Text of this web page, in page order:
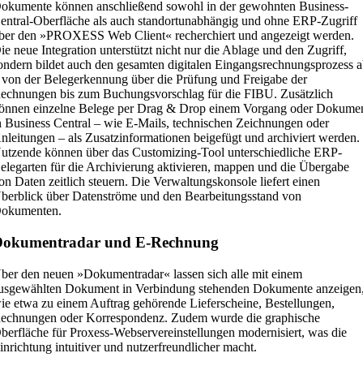
können anschließend sowohl in der gewohnten Business-
Oberfläche als auch standortunabhängig und ohne ERP-Zugriff
den »PROXESS Web Client« recherchiert und angezeigt werden.
neue Integration unterstützt nicht nur die Ablage und den Zugriff,
bildet auch den gesamten digitalen Eingangsrechnungsprozess
der Belegerkennung über die Prüfung und Freigabe der
bis zum Buchungsvorschlag für die FIBU. Zusätzlich
einzelne Belege per Drag & Drop einem Vorgang oder
Business Central – wie E-Mails, technischen Zeichnungen oder
– als Zusatzinformationen beigefügt und archiviert werden.
können über das Customizing-Tool unterschiedliche ERP-
für die Archivierung aktivieren, mappen und die Übergabe
Daten zeitlich steuern. Die Verwaltungskonsole liefert einen
über Datenströme und den Bearbeitungsstand von
und E-Rechnung
den neuen »Dokumentradar« lassen sich alle mit einem
Dokument in Verbindung stehenden Dokumente
etwa zu einem Auftrag gehörende Lieferscheine, Bestellungen,
oder Korrespondenz. Zudem wurde die graphische
für Proxess-Webservereinstellungen modernisiert, was die
intuitiver und nutzerfreundlicher macht.